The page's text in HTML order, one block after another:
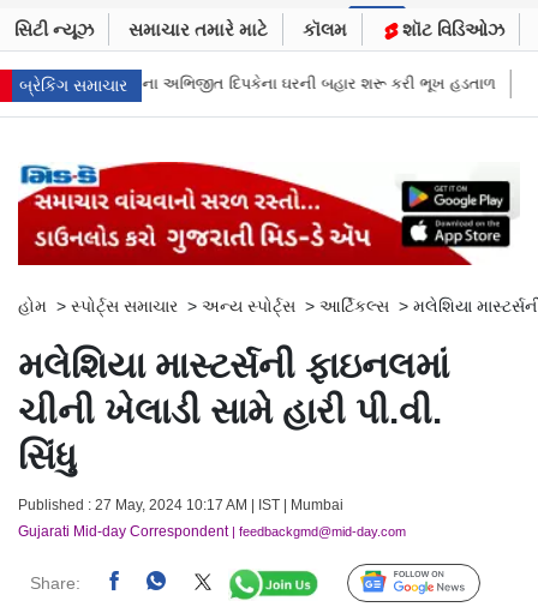
સિટી ન્યૂઝ સમાચાર તમારે માટે કૉલમ શૉટ વિડિઓઝ
બ્રેકિંગ સમાચાર
બહાર શરૂ કરી ભૂખ હડતાળ અભિજીત દિપકેએ CJPની નવી નીતિ જાહેર
હોમ > સ્પોર્ટ્સ સમાચાર > અન્ય સ્પોર્ટ્સ > આર્ટિકલ્સ > મલેશિયા
મલેશિયા માસ્ટર્સની ફાઇનલમાં
ચીની ખેલાડી સામે હારી પી.વી.
સિંધુ
Published : 27 May, 2024 10:17 AM | IST | Mumbai
Gujarati Mid-day Correspondent| feedbackgmd@mid-day.com
Share: Follow Us